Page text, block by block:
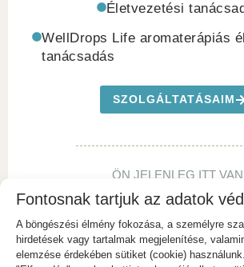
Fontosnak tartjuk az adatok
A böngészési élmény fokozása, a személyre
hirdetések vagy tartalmak megjelenítése,
elemzése érdekében sütiket (cookie)
Életvezetési
WellDrops Life aromaterápiás
tanácsadás
SZOLGÁLTATÁSAIM
ÖN JELENLEG ITT
Avarné Szántó Mónika | Ön-Gyógyít
>